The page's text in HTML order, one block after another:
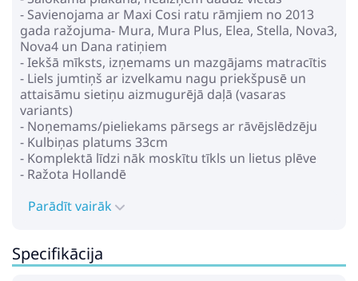
- Savienojama ar Maxi Cosi ratu rāmjiem no 2013
gada ražojuma- Mura, Mura Plus, Elea, Stella, Nova3,
Nova4 un Dana ratiņiem
- Iekšā mīksts, izņemams un mazgājams matracītis
- Liels jumtiņš ar izvelkamu nagu priekšpusē un
attaisāmu sietiņu aizmugurējā daļā (vasaras
variants)
- Noņemams/pieliekams pārsegs ar rāvējslēdzēju
- Kulbiņas platums 33cm
- Komplektā līdzi nāk moskītu tīkls un lietus plēve
- Ražota Hollandē
Parādīt vairāk
Specifikācija